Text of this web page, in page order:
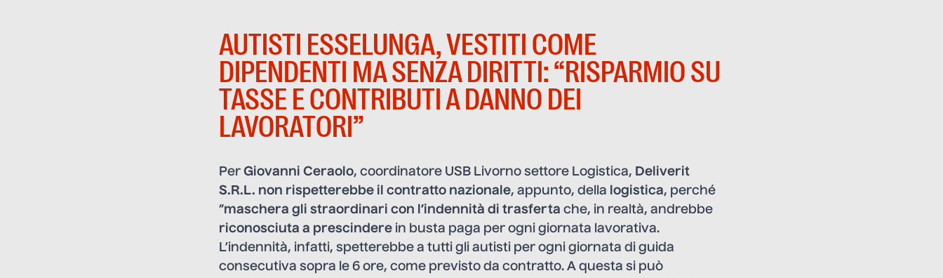
AUTISTI ESSELUNGA, VESTITI COME
DIPENDENTI MA SENZA DIRITTI: “RISPARMIO SU
TASSE E CONTRIBUTI A DANNO DEI
LAVORATORI”
Per Giovanni Ceraolo, coordinatore USB Livorno settore Logistica, Deliverit
S.R.L. non rispetterebbe il contratto nazionale, appunto, della logistica, perché
“maschera gli straordinari con l’indennità di trasferta che, in realtà, andrebbe
riconosciuta a prescindere in busta paga per ogni giornata lavorativa.
L’indennità, infatti, spetterebbe a tutti gli autisti per ogni giornata di guida
consecutiva sopra le 6 ore, come previsto da contratto. A questa si può